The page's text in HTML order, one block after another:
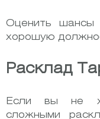
Оценить
хорошую
Расклад
Если вы не
сложными